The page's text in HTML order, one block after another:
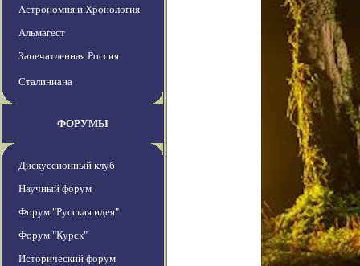
Астрономия и Хронология
Альмагест
Запечатленная Россия
Сталиниана
ФОРУМЫ
Дискуссионный клуб
Научный форум
Форум "Русская идея"
Форум "Курск"
Исторический форум